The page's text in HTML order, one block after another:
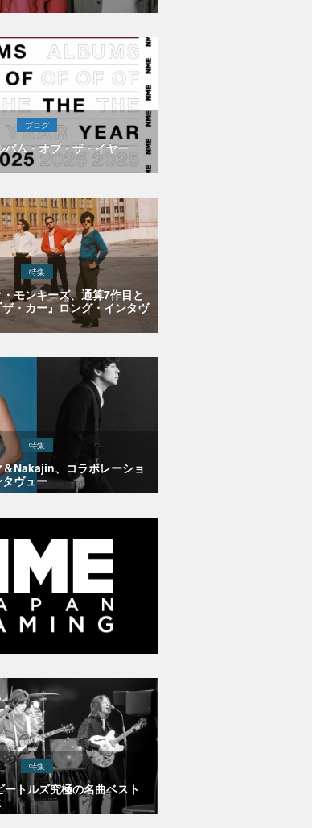
ブログ
バム・オブ・ザ・イヤー
特集
モンキーズ、通算7作目と
・カー』ロング・インタヴ
特集
＆Nakajin、コラボレーショ
ヴュー
特集
トルズ究極の名曲ベスト